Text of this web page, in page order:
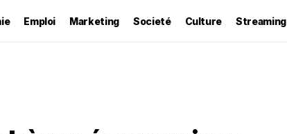
Emploi Marketing Societé Culture Streaming